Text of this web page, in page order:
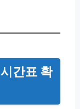
간표 확